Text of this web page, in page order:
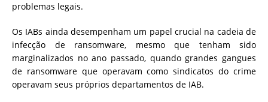
problemas legais.
Os IABs ainda desempenham um papel crucial na cadeia de
infecção de ransomware, mesmo que tenham sido
marginalizados no ano passado, quando grandes gangues
de ransomware que operavam como sindicatos do crime
operavam seus próprios departamentos de IAB.